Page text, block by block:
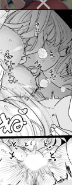
そこにお尻があったか
ら。
お気に入り